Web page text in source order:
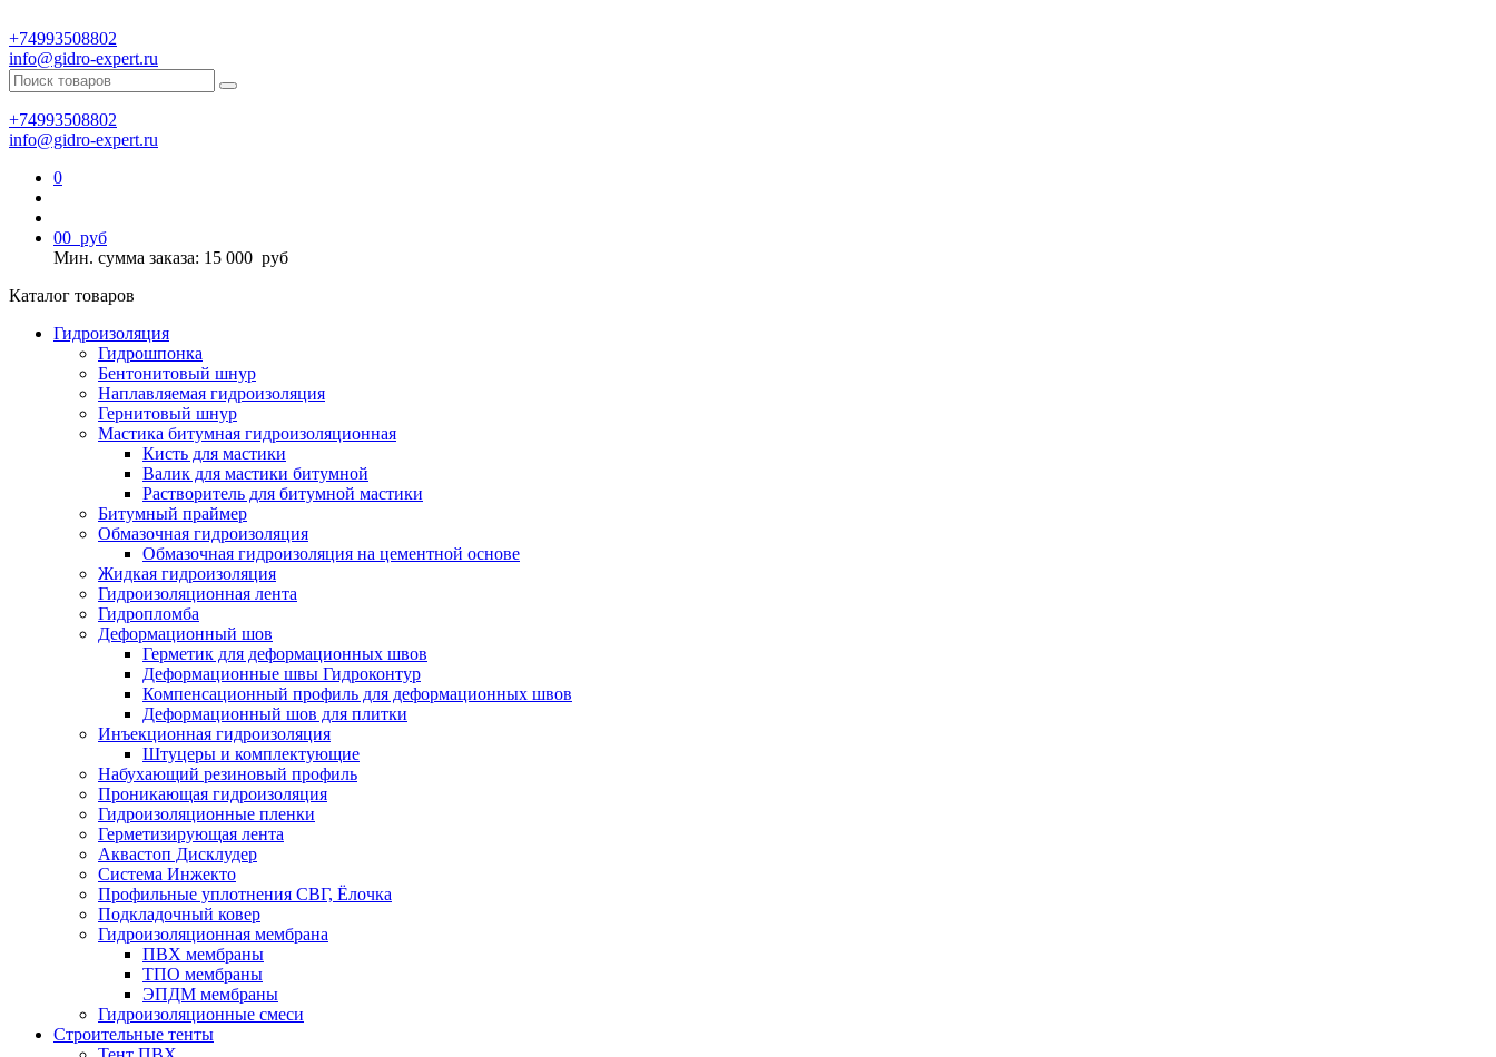
+74993508802
info@gidro-expert.ru
+74993508802
info@gidro-expert.ru
0
00 руб
Мин. сумма заказа: 15 000 руб
Каталог товаров
Гидроизоляция
Гидрошпонка
Бентонитовый шнур
Наплавляемая гидроизоляция
Гернитовый шнур
Мастика битумная гидроизоляционная
Кисть для мастики
Валик для мастики битумной
Растворитель для битумной мастики
Битумный праймер
Обмазочная гидроизоляция
Обмазочная гидроизоляция на цементной основе
Жидкая гидроизоляция
Гидроизоляционная лента
Гидропломба
Деформационный шов
Герметик для деформационных швов
Деформационные швы Гидроконтур
Компенсационный профиль для деформационных швов
Деформационный шов для плитки
Инъекционная гидроизоляция
Штуцеры и комплектующие
Набухающий резиновый профиль
Проникающая гидроизоляция
Гидроизоляционные пленки
Герметизирующая лента
Аквастоп Дисклудер
Система Инжекто
Профильные уплотнения СВГ, Ёлочка
Подкладочный ковер
Гидроизоляционная мембрана
ПВХ мембраны
ТПО мембраны
ЭПДМ мембраны
Гидроизоляционные смеси
Строительные тенты